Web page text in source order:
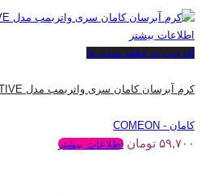
اطلاعات بیشتر
افزودن به علاقه مندی ها
کرم آبرسان کامان سری واتربمب مدل SENSITIVE حجم 200 میلی لیتر
کامان - COMEON
۵۹,۷۰۰ تومان اطلاعات بیشتر